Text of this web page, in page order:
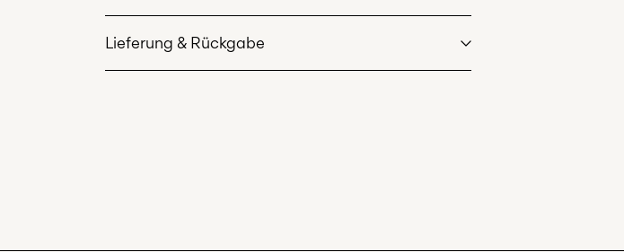
Lieferung & Rückgabe